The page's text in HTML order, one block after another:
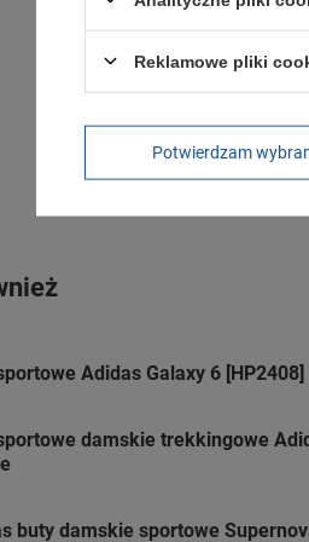
Adidas Galaxy 6 [HP2408]
damskie trekkingowe
buty damskie sportowe
Reklamowe pliki
Potwierdzam